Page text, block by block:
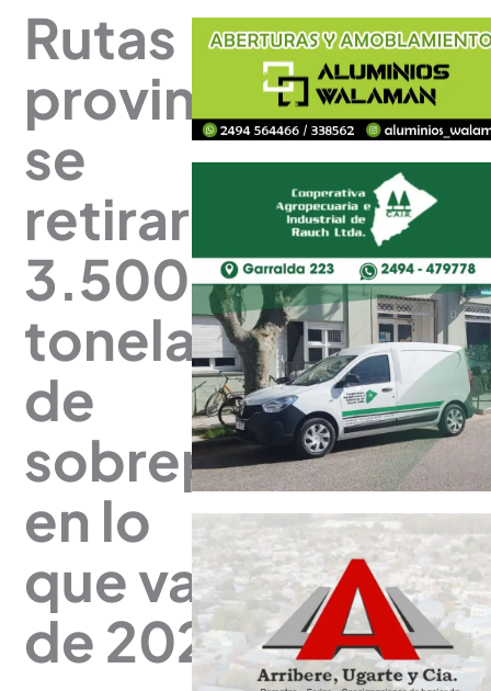
Rutas
provinciales:
se
retiraron
3.500
toneladas
de
sobrepeso
en lo
que va
de 2025